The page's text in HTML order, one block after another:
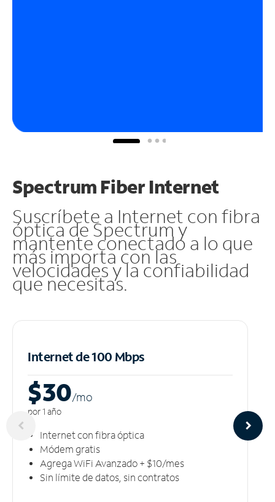
Spectrum Fiber Internet
Suscríbete a Internet con fibra
óptica de Spectrum y
mantente conectado a lo que
más importa con las
velocidades y la confiabilidad
que necesitas.
Internet de 100 Mbps
$30/mo
por 1 año
Internet con fibra óptica
Módem gratis
Agrega WiFi Avanzado + $10/mes
Sin límite de datos, sin contratos